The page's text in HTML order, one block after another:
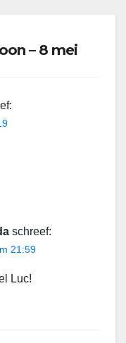
– 8 mei
schreef:
21:59
Luc!